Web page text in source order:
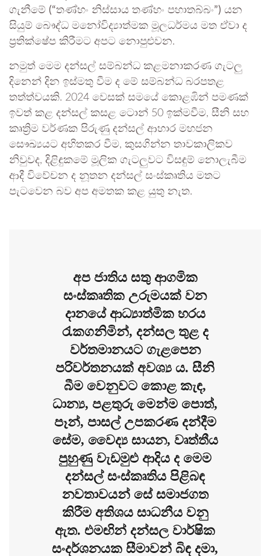
ගැනීමේ (“තණ්හං නිස්සාය තණ්හං පහාතබ්බං”) යන
සියුම් බෞද්ධ මනෝවිද්‍යාත්මක මූලධර්මය මත ඒවා ද
ප්‍රතික්ෂේප කිරීමට අපට නොපුළුවන.
නමුත් මෙම දන්සල් සම්බන්ධ කළමනාකරණ ගැටලු
දිනෙන් දින ඉස්මතු වීම ද මේ සම්බන්ධ බරපතළ
තත්ත්වයකි. 2024 වෙසක් සමයේ කොළඹින් පමණක්
ඉවත් කළ දන්සල් කසළ ටොන් 50 ඉක්මවීම, සීනි සහ
කෘත්‍රිම වර්ණක පිරුණු දන්සල් ආහාර මහජන
සෞඛ්‍යයට අහිතකර වීම, කුසගින්න තාවකාලිකව
නිවුවද, දිළිඳුකමේ මූලික ගැටලුවට විසඳුම් නොලැබීම
ආදී විවේචන ද නූතන දන්සල් සංස්කෘතිය මතට
පැටවෙන බව අප අමතක කළ යුතු නැත.
අප ජාතිය සතු ආගමික
සංස්කෘතික උරුමයක් වන
දානයේ ආධ්‍යාත්මික හරය
රැකගනිමින්, දන්සල තුළ ද
වර්තමානයට ගැළපෙන
පරිවර්තනයක් අවශ්‍ය ය. සීනි
බීම වෙනුවට කොළ කැඳ,
ධාන්‍ය, පළතුරු මෙන්ම පොත්,
පෑන්, පාසල් උපකරණ දන්දීම
සේම, වෛද්‍ය සායන, වෘත්තීය
පුහුණු වැඩමුළු ආදිය ද මෙම
දන්සල් සංස්කෘතිය පිළිබඳ
නවතාවයන් සේ සමාජගත
කිරීම අතිශය සාධනීය වනු
ඇත. එමඟින් දන්සල වාර්ෂික
සංදර්ශනයක සීමාවන් බිඳ දමා,